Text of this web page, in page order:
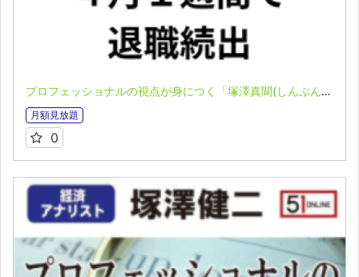
プロフェッショナルの視点が身につく「塚澤真聞(しんぶん)」(2026.4.06）
月額見放題
0